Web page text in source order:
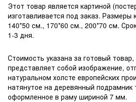
Этот товар является картиной
изготавливается под заказ. Размеры
140*50 см., 170*60 см., 200*70 см.
1-3 дня.
Стоимость указана за готовый
представляет собой изображение,
натуральном холсте европейских
натянутое на деревянный
оформленное в раму шириной 7 мм.